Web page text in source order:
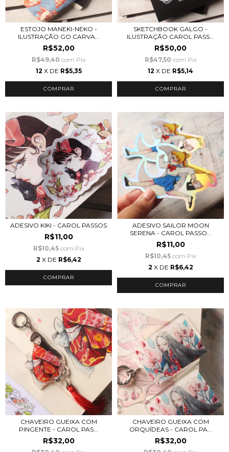
ESTOJO MANEKI-NEKO -
ILUSTRAÇÃO GO CARVA...
R$52,00
R$49,40 com Pix
12 X DE R$5,35
SKETCHBOOK GALGO -
ILUSTRAÇÃO CAROL PASS...
R$50,00
R$47,50 com Pix
12 X DE R$5,14
ADESIVO KIKI - CAROL PASSOS
R$11,00
R$10,45 com Pix
2 X DE R$6,42
ADESIVO SAILOR MOON
SERENA - CAROL PASSO...
R$11,00
R$10,45 com Pix
2 X DE R$6,42
CHAVEIRO GUEIXA COM
PINGENTE - CAROL PAS...
R$32,00
CHAVEIRO GUEIXA COM
ORQUÍDEAS - CAROL PA...
R$32,00